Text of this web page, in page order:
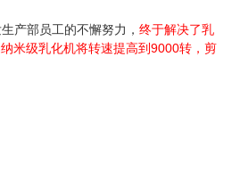
产部员工的不懈努力， 终于解决了乳
米级乳化机将转速提高到9000转，剪